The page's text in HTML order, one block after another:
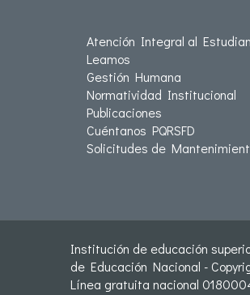
Atención Integral al
Leamos
Gestión Humana
Normatividad Institucional
Publicaciones
Cuéntanos PQRSFD
Solicitudes de
Institución de educación
de Educación Nacional -
Línea gratuita nacional